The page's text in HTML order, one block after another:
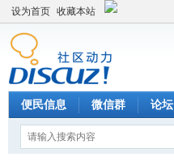
设为首页 收藏本站
便民信息 微信群 论坛